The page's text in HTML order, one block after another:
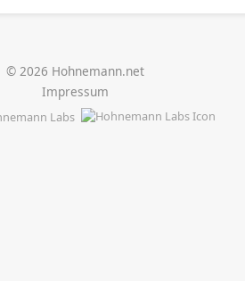
© 2026 Hohnemann.net
Impressum
Labs